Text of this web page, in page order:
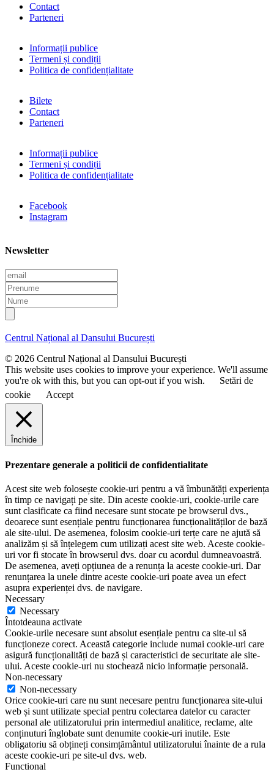
Contact
Parteneri
Informații publice
Termeni și condiții
Politica de confidențialitate
Bilete
Contact
Parteneri
Informații publice
Termeni și condiții
Politica de confidențialitate
Facebook
Instagram
Newsletter
E
m
a
i
l
P
r
e
n
m
N
u
m
e
Centrul Național al Dansului București
© 2026 Centrul Național al Dansului București
This website uses cookies to improve your experience. We'll assume
you're ok with this, but you can opt-out if you wish.
Setări de
cookie
Accept
Închide
Prezentare generale a politicii de confidentialitate
Acest site web folosește cookie-uri pentru a vă îmbunătăți experiența
în timp ce navigați pe site. Din aceste cookie-uri, cookie-urile care
sunt clasificate ca fiind necesare sunt stocate pe browserul dvs.,
deoarece sunt esențiale pentru funcționarea funcționalităților de bază
ale site-ului. De asemenea, folosim cookie-uri terțe care ne ajută să
analizăm și să înțelegem cum utilizați acest site web. Aceste cookie-
uri vor fi stocate în browserul dvs. doar cu acordul dumneavoastră.
De asemenea, aveți opțiunea de a renunța la aceste cookie-uri. Dar
renunțarea la unele dintre aceste cookie-uri poate avea un efect
asupra experienței dvs. de navigare.
Necessary
Necessary
Întotdeauna activate
Cookie-urile necesare sunt absolut esențiale pentru ca site-ul să
funcționeze corect. Această categorie include numai cookie-uri care
asigură funcționalități de bază și caracteristici de securitate ale site-
ului. Aceste cookie-uri nu stochează nicio informație personală.
Non-necessary
Non-necessary
Orice cookie-uri care nu sunt necesare pentru funcționarea site-ului
web și sunt utilizate special pentru colectarea datelor cu caracter
personal ale utilizatorului prin intermediul analitice, reclame, alte
conținuturi înglobate sunt denumite cookie-uri inutile. Este
obligatoriu să obțineți consimțământul utilizatorului înainte de a rula
aceste cookie-uri pe site-ul dvs. web.
Functional